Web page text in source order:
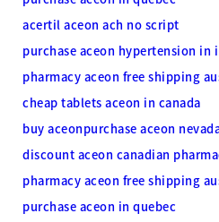
acertil aceon ach no script
purchase aceon hypertension in
pharmacy aceon free shipping
cheap tablets aceon in canada
buy aceonpurchase aceon
discount aceon canadian
pharmacy aceon free shipping
purchase aceon in quebec